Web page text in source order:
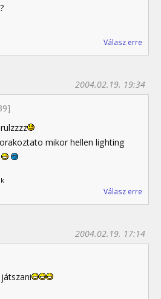
Válasz erre
2004.02.19. 19:34
mikor hellen lighting
Válasz erre
2004.02.19. 17:14